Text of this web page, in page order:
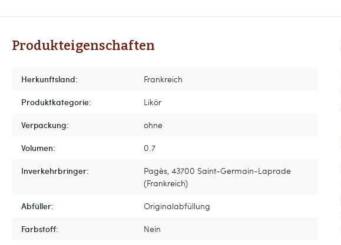
Produkteigenschaften
Herkunftsland:
Frankreich
Produktkategorie:
Likör
Verpackung:
ohne
Volumen:
0.7
Inverkehrbringer:
Pagès, 43700 Saint-Germain-Laprade
(Frankreich)
Abfüller:
Originalabfüllung
Farbstoff:
Nein